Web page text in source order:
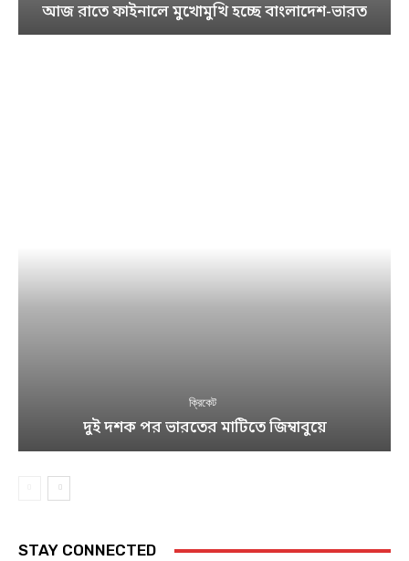
আজ রাতে ফাইনালে মুখোমুখি হচ্ছে বাংলাদেশ-ভারত
ক্রিকেট
দুই দশক পর ভারতের মাটিতে জিম্বাবুয়ে
STAY CONNECTED